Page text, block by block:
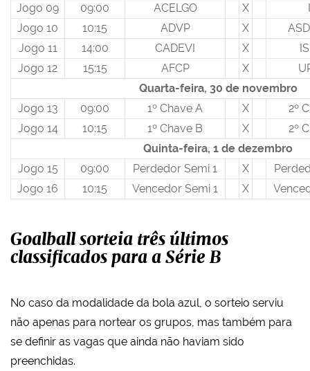
Jogo 09
09:00 ACELGO X
Jogo 10
10:15 ADVP X
Jogo 11
14:00 CADEVI X
Jogo 12
15:15 AFCP X
Quarta-feira, 30 de novembro
Jogo 13
09:00 1º Chave A X
2º
Jogo 14
10:15 1º Chave B X
2º
Quinta-feira, 1 de dezembro
Jogo 15
09:00 Perdedor Semi 1 X
Jogo 16
10:15 Vencedor Semi 1 X
Goalball sorteia três últimos
classificados para a Série B
No caso da modalidade da bola azul, o sorteio serviu
não apenas para nortear os grupos, mas também para
se definir as vagas que ainda não haviam sido
preenchidas.